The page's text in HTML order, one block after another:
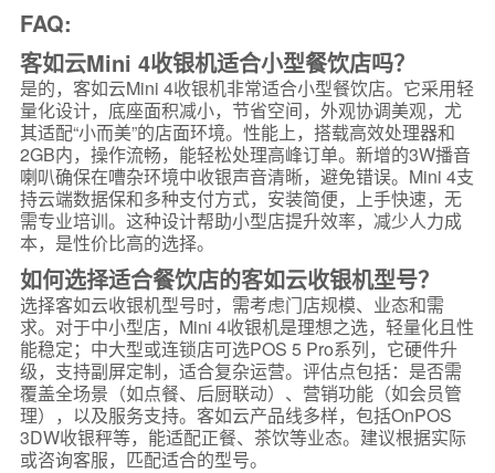
FAQ:
客如云Mini 4收银机适合小型餐饮店吗？
是的，客如云Mini 4收银机非常适合小型餐饮店。它采用轻
量化设计，底座面积减小，节省空间，外观协调美观，尤
其适配“小而美”的店面环境。性能上，搭载高效处理器和
2GB内，操作流畅，能轻松处理高峰订单。新增的3W播音
喇叭确保在嘈杂环境中收银声音清晰，避免错误。Mini 4支
持云端数据保和多种支付方式，安装简便，上手快速，无
需专业培训。这种设计帮助小型店提升效率，减少人力成
本，是性价比高的选择。
如何选择适合餐饮店的客如云收银机型号？
选择客如云收银机型号时，需考虑门店规模、业态和需
求。对于中小型店，Mini 4收银机是理想之选，轻量化且性
能稳定；中大型或连锁店可选POS 5 Pro系列，它硬件升
级，支持副屏定制，适合复杂运营。评估点包括：是否需
覆盖全场景（如点餐、后厨联动）、营销功能（如会员管
理），以及服务支持。客如云产品线多样，包括OnPOS
3DW收银秤等，能适配正餐、茶饮等业态。建议根据实际
或咨询客服，匹配适合的型号。